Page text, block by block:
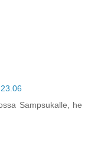
Sampsukalle, he